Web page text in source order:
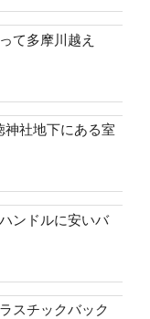
て多摩川越え
社地下にある室
ンドルに安いバ
スチックバック